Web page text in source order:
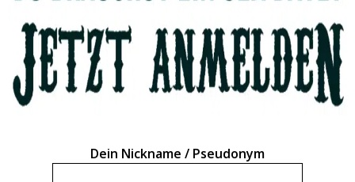
Dein Nickname / Pseudonym